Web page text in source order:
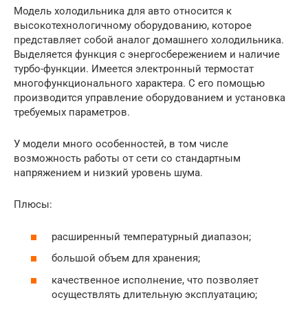
Модель холодильника для авто относится к
высокотехнологичному оборудованию, которое
представляет собой аналог домашнего холодильника.
Выделяется функция с энергосбережением и наличие
турбо-функции. Имеется электронный термостат
многофункционального характера. С его помощью
производится управление оборудованием и установка
требуемых параметров.
У модели много особенностей, в том числе
возможность работы от сети со стандартным
напряжением и низкий уровень шума.
Плюсы:
расширенный температурный диапазон;
большой объем для хранения;
качественное исполнение, что позволяет
осуществлять длительную эксплуатацию;